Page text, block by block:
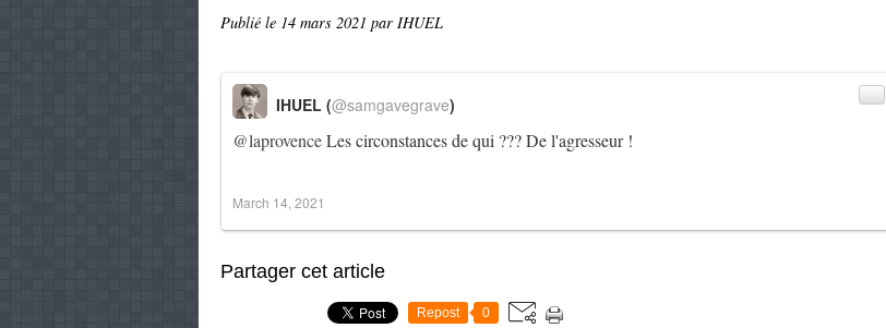
Publié le 14 mars 2021 par IHUEL
@laprovenceLes circonstances de qui ??? De l'agresseur !
IHUEL (@samgavegrave)
March 14, 2021
Partager cet article
Repost 0